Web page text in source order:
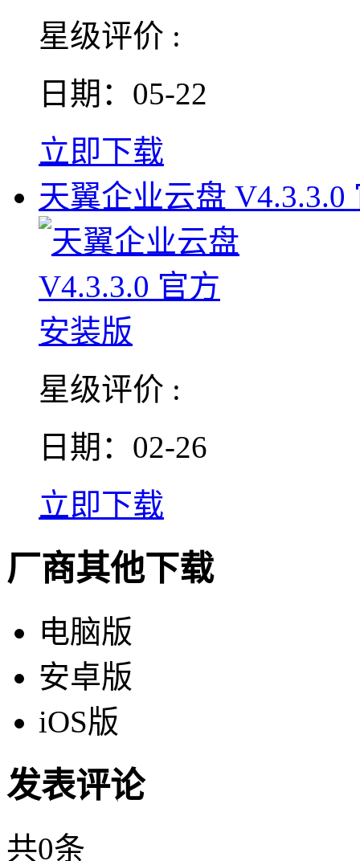
星级评价 :
日期：05-22
立即下载
天翼企业云盘 V4.3.3.0
星级评价 :
日期：02-26
立即下载
厂商其他下载
电脑版
安卓版
iOS版
发表评论
共0条